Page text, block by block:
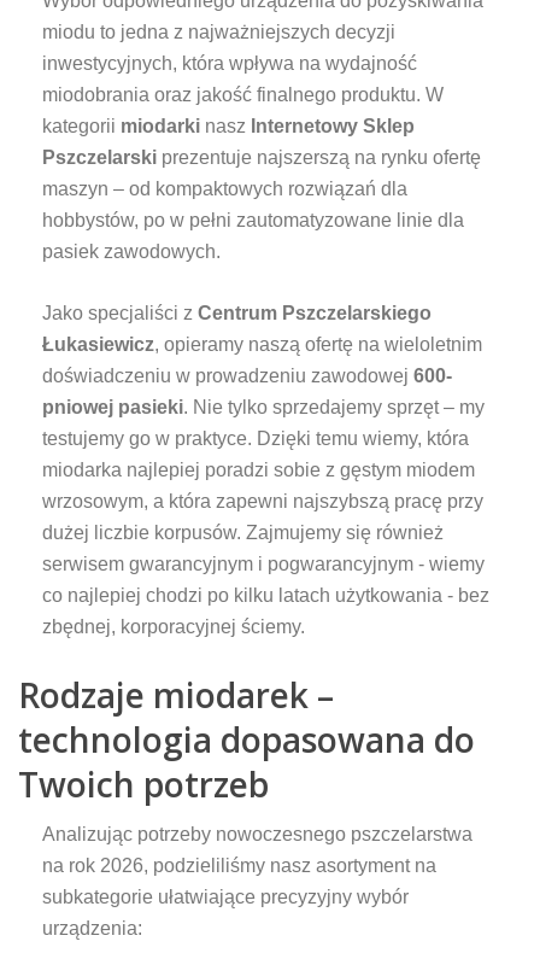
miodu to jedna z najważniejszych decyzji
inwestycyjnych, która wpływa na wydajność
miodobrania oraz jakość finalnego produktu. W
kategorii miodarki nasz Internetowy Sklep
Pszczelarski prezentuje najszerszą na rynku ofertę
maszyn – od kompaktowych rozwiązań dla
hobbystów, po w pełni zautomatyzowane linie dla
pasiek zawodowych.
Jako specjaliści z Centrum Pszczelarskiego
Łukasiewicz, opieramy naszą ofertę na wieloletnim
doświadczeniu w prowadzeniu zawodowej 600-
pniowej pasieki. Nie tylko sprzedajemy sprzęt – my
testujemy go w praktyce. Dzięki temu wiemy, która
miodarka najlepiej poradzi sobie z gęstym miodem
wrzosowym, a która zapewni najszybszą pracę przy
dużej liczbie korpusów. Zajmujemy się również
serwisem gwarancyjnym i pogwarancyjnym - wiemy
co najlepiej chodzi po kilku latach użytkowania - bez
zbędnej, korporacyjnej ściemy.
Rodzaje miodarek –
technologia dopasowana do
Twoich potrzeb
Analizując potrzeby nowoczesnego pszczelarstwa
na rok 2026, podzieliliśmy nasz asortyment na
subkategorie ułatwiające precyzyjny wybór
urządzenia: